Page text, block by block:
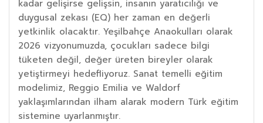
kadar gelişirse gelişsin, insanın yaratıcılığı ve
duygusal zekası (EQ) her zaman en değerli
yetkinlik olacaktır. Yeşilbahçe Anaokulları olarak
2026 vizyonumuzda, çocukları sadece bilgi
tüketen değil, değer üreten bireyler olarak
yetiştirmeyi hedefliyoruz. Sanat temelli eğitim
modelimiz, Reggio Emilia ve Waldorf
yaklaşımlarından ilham alarak modern Türk eğitim
sistemine uyarlanmıştır.